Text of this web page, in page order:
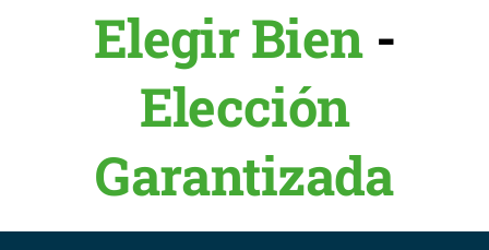
Elegir Bien -
Elección
Garantizada